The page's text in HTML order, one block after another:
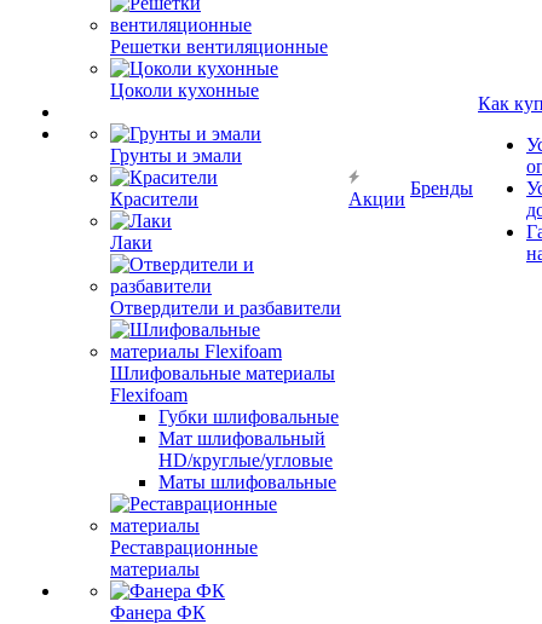
Решетки вентиляционные
Цоколи кухонные
Грунты и эмали
Красители
Лаки
Отвердители и разбавители
Шлифовальные материалы
Flexifoam
Губки шлифовальные
Мат шлифовальный
HD/круглые/угловые
Маты шлифовальные
Реставрационные
материалы
Фанера ФК
Акции
Бренды
Как